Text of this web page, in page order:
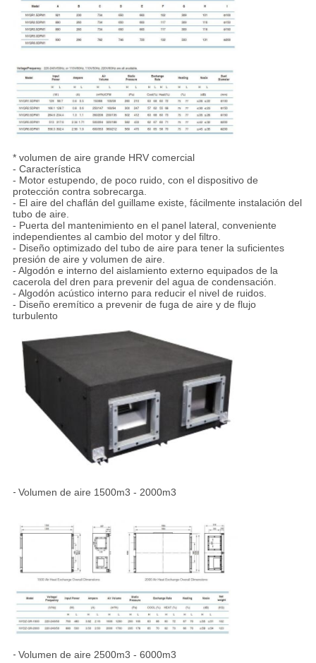
* volumen de aire grande HRV comercial
- Característica
- Motor estupendo, de poco ruido, con el dispositivo de
protección contra sobrecarga.
- El aire del chaflán del guillame existe, fácilmente instalación del
tubo de aire.
- Puerta del mantenimiento en el panel lateral, conveniente
independientes al cambio del motor y del filtro.
- Diseño optimizado del tubo de aire para tener la suficientes
presión de aire y volumen de aire.
- Algodón e interno del aislamiento externo equipados de la
cacerola del dren para prevenir del agua de condensación.
- Algodón acústico interno para reducir el nivel de ruidos.
- Diseño eremítico a prevenir de fuga de aire y de flujo
turbulento
- Volumen de aire 1500m3 - 2000m3
- Volumen de aire 2500m3 - 6000m3